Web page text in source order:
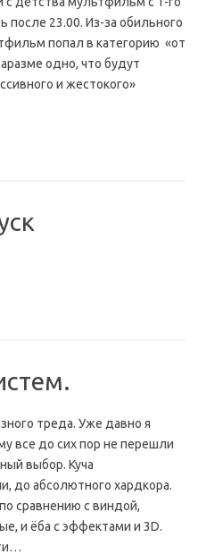
после 23.00. Из-за обильного
попал в категорию «от
одно, что будут
и жестокого»
треда. Уже давно я
все до сих пор не перешли
выбор. Куча
до абсолютного хардкора.
сравнению с виндой,
и ёба с эффектами и 3D.